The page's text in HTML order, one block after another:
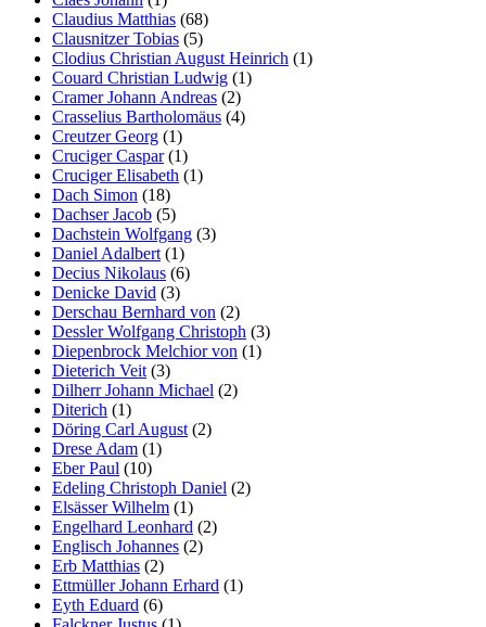
Claudius Matthias (68)
Clausnitzer Tobias (5)
Clodius Christian August Heinrich (1)
Couard Christian Ludwig (1)
Cramer Johann Andreas (2)
Crasselius Bartholomäus (4)
Creutzer Georg (1)
Cruciger Caspar(1)
Cruciger Elisabeth (1)
Dach Simon (18)
Dachser Jacob (5)
Dachstein Wolfgang (3)
Daniel Adalbert (1)
Decius Nikolaus (6)
Denicke David (3)
Derschau Bernhard von (2)
Dessler Wolfgang Christoph (3)
Diepenbrock Melchior von (1)
Dieterich Veit (3)
Dilherr Johann Michael (2)
Diterich (1)
Döring Carl August (2)
Drese Adam (1)
Eber Paul (10)
Edeling Christoph Daniel (2)
Elsässer Wilhelm (1)
Engelhard Leonhard (2)
Englisch Johannes (2)
Erb Matthias (2)
Ettmüller Johann Erhard (1)
Eyth Eduard (6)